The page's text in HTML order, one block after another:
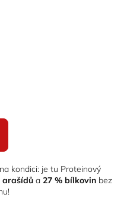
kondici: je tu Proteinový
arašídů a 27 % bílkovin bez